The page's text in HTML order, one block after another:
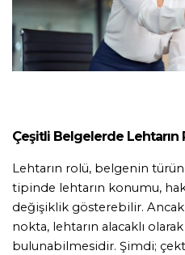
Çeşitli Belgelerde Lehtarın
Lehtarın rolü, belgenin
tipinde lehtarın konumu,
değişiklik gösterebilir.
nokta, lehtarın alacaklı
bulunabilmesidir. Şimdi;